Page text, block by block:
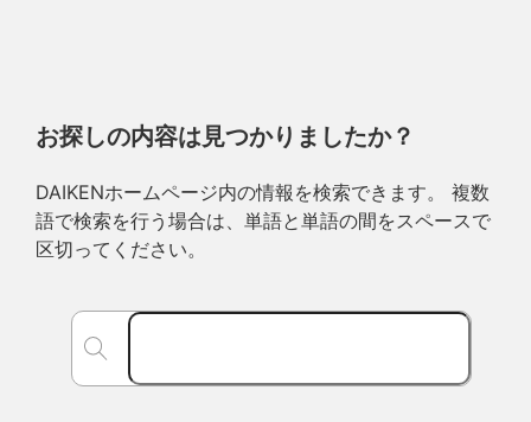
お探しの内容は見つかりましたか？
DAIKENホームページ内の情報を検索できます。 複数
語で検索を行う場合は、単語と単語の間をスペースで
区切ってください。